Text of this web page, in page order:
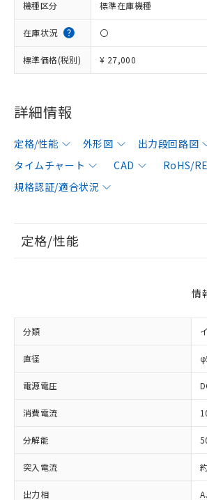
機種区分 標準在庫機種
在庫状況 〇
標準価格(税別) ¥ 27,000
詳細情報
定格/性能 外形図 出力段回路図
タイムチャート
CAD
RoHS/
規格認証/適合状況
定格/性能
情
分類
直径
電源電圧
消費電流
分解能
突入電流
出力相